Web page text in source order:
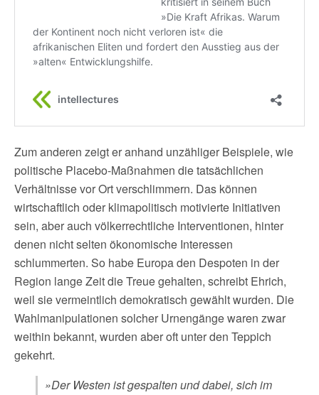
Zum anderen zeigt er anhand unzähliger Beispiele, wie
politische Placebo-Maßnahmen die tatsächlichen
Verhältnisse vor Ort verschlimmern. Das können
wirtschaftlich oder klimapolitisch motivierte Initiativen
sein, aber auch völkerrechtliche Interventionen, hinter
denen nicht selten ökonomische Interessen
schlummerten. So habe Europa den Despoten in der
Region lange Zeit die Treue gehalten, schreibt Ehrich,
weil sie vermeintlich demokratisch gewählt wurden. Die
Wahlmanipulationen solcher Urnengänge waren zwar
weithin bekannt, wurden aber oft unter den Teppich
gekehrt.
»Der Westen ist gespalten und dabei, sich im